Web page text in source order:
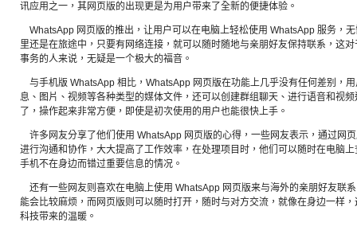
讯应用之一，其网页版的出现更是为用户带来了全新的便捷体验。
WhatsApp 网页版的推出，让用户可以在电脑上轻松使用 WhatsApp 服务，
里还是在旅途中，只要有网络连接，就可以随时随地与亲朋好友保持联系，这
事务的人来说，无疑是一个极大的福音。
与手机版 WhatsApp 相比，WhatsApp 网页版在功能上几乎没有任何差别，
息、图片、视频等各种类型的媒体文件，还可以创建群组聊天、进行语音和视
了，操作起来非常方便，即使是初次使用的用户也能很快上手。
许多网友分享了他们使用 WhatsApp 网页版的心得，一些网友表示，通过网
进行沟通和协作，大大提高了工作效率，在处理项目时，他们可以随时在电脑
手机不在身边而错过重要信息的情况。
还有一些网友则喜欢在电脑上使用 WhatsApp 网页版来与海外的亲朋好友联
能会比较麻烦，而网页版则可以随时打开，随时与对方交流，就像在身边一样
科技带来的温暖。